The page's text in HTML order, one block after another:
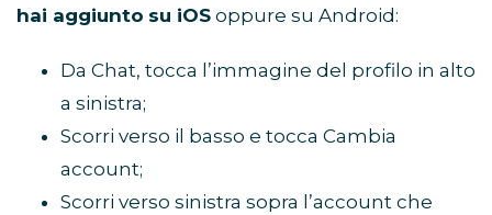
hai aggiunto su iOS oppure su Android:
Da Chat, tocca l’immagine del profilo in alto
a sinistra;
Scorri verso il basso e tocca Cambia
account;
Scorri verso sinistra sopra l’account che